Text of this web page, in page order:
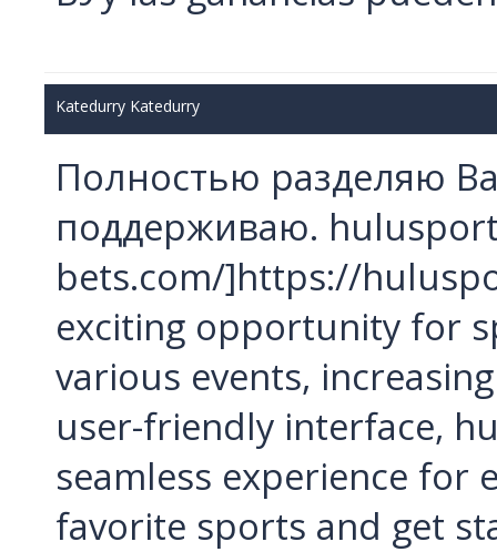
Katedurry Katedurry
Полностью разделяю
поддерживаю.
bets.com/]https://
exciting opportunity for
various events,
user-friendly interface,
seamless experience for
favorite sports and get